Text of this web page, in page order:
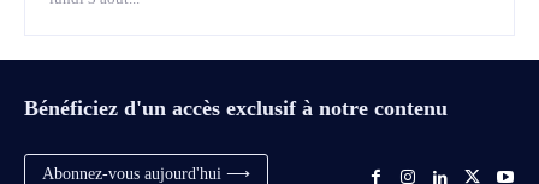
Bénéficiez d'un accès exclusif à notre contenu
Abonnez-vous aujourd'hui ⟶